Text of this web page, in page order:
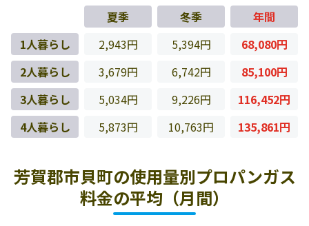
夏季 冬季
年間
1人暮らし
2,943円 5,394円
68,080円
2人暮らし
3,679円 6,742円
85,100円
3人暮らし
5,034円 9,226円
116,452円
4人暮らし
5,873円 10,763円 135,861円
芳賀郡市貝町の使用量別プロパンガス
料金の平均（月間）